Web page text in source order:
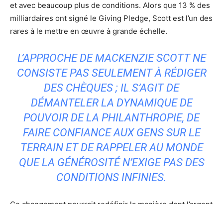
et avec beaucoup plus de conditions. Alors que 13 % des
milliardaires ont signé le Giving Pledge, Scott est l’un des
rares à le mettre en œuvre à grande échelle.
L’APPROCHE DE MACKENZIE SCOTT NE
CONSISTE PAS SEULEMENT À RÉDIGER
DES CHÈQUES ; IL S’AGIT DE
DÉMANTELER LA DYNAMIQUE DE
POUVOIR DE LA PHILANTHROPIE, DE
FAIRE CONFIANCE AUX GENS SUR LE
TERRAIN ET DE RAPPELER AU MONDE
QUE LA GÉNÉROSITÉ N’EXIGE PAS DES
CONDITIONS INFINIES.